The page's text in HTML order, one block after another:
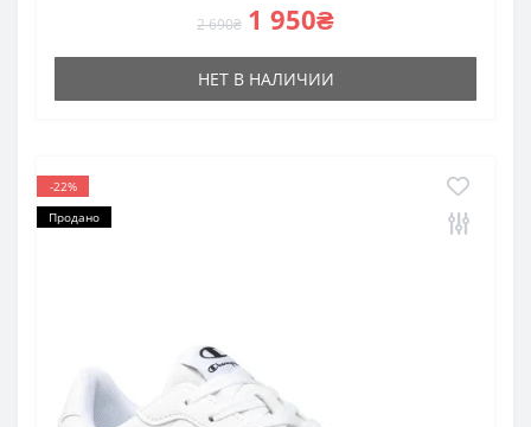
2 690₴ 1 950₴
НЕТ В НАЛИЧИИ
-22%
Продано